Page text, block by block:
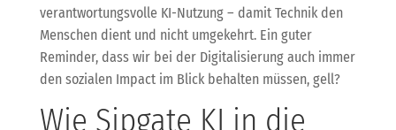
verantwortungsvolle KI-Nutzung – damit Technik den
Menschen dient und nicht umgekehrt. Ein guter
Reminder, dass wir bei der Digitalisierung auch immer
den sozialen Impact im Blick behalten müssen, gell?
Wie Sipgate KI in die